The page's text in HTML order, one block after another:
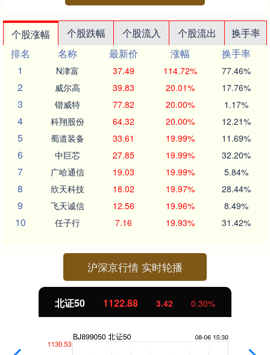
个股涨幅 个股跌幅 个股流入 个股流出
换手率
排名
名称 最新价 涨幅
换手率
1
N津富 37.49 114.72% 77.46%
2 威尔高 39.83 20.01% 17.76%
3 锴威特 77.82 20.00% 1.17%
4 科翔股份 64.32 20.00% 12.21%
5 蜀道装备 33.61 19.99% 11.69%
6 中巨芯 27.85 19.99% 32.20%
7 广哈通信 19.03 19.99% 5.84%
8 欣天科技 18.02 19.97% 28.44%
9 飞天诚信 12.56 19.96% 8.49%
10 任子行 7.16 19.93% 31.42%
沪深京行情 实时轮播
北证50 1122.88 3.42 0.30%